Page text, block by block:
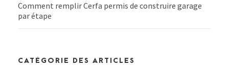
Comment remplir Cerfa permis de construire garage
par étape
CATÉGORIE DES ARTICLES